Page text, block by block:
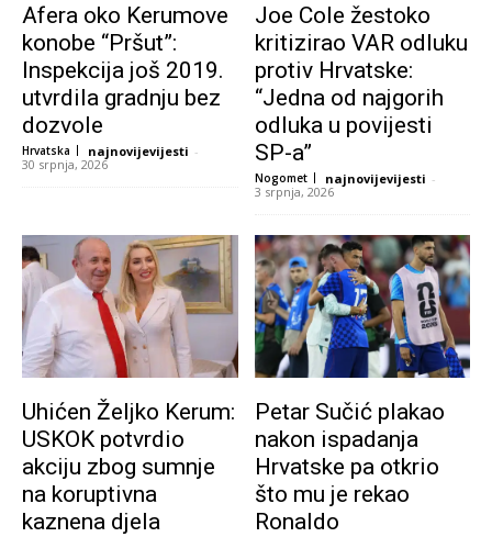
Afera oko Kerumove
konobe “Pršut”:
Inspekcija još 2019.
utvrdila gradnju bez
dozvole
Hrvatska najnovijevijesti -
30 srpnja, 2026
Joe Cole žestoko
kritizirao VAR odluku
protiv Hrvatske:
“Jedna od najgorih
odluka u povijesti
SP-a”
Nogomet najnovijevijesti -
3 srpnja, 2026
Uhićen Željko Kerum:
USKOK potvrdio
akciju zbog sumnje
na koruptivna
kaznena djela
Petar Sučić plakao
nakon ispadanja
Hrvatske pa otkrio
što mu je rekao
Ronaldo